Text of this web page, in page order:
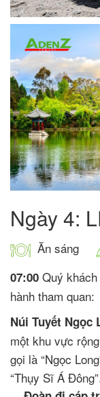
Ngày 4:
Ăn sáng
07:00 Quý
hành tham quan:
Núi Tuyết Ngọc
một khu vực
gọi là “Ngọc
“Thụy Sĩ Á